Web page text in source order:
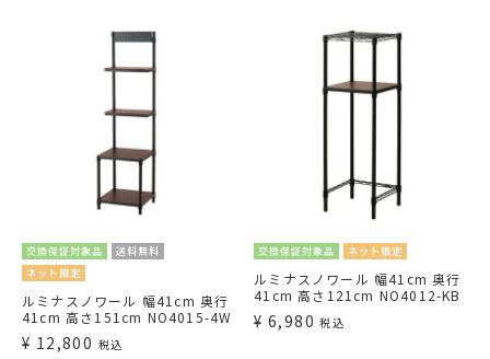
交換保証対象品
送料無料
ネット限定
ルミナスノワール 幅41cm 奥行
41cm 高さ151cm NO4015-4W
¥ 12,800 税込
交換保証対象品 ネット限定
ルミナスノワール 幅41cm 奥行
41cm 高さ121cm NO4012-KB
¥ 6,980 税込